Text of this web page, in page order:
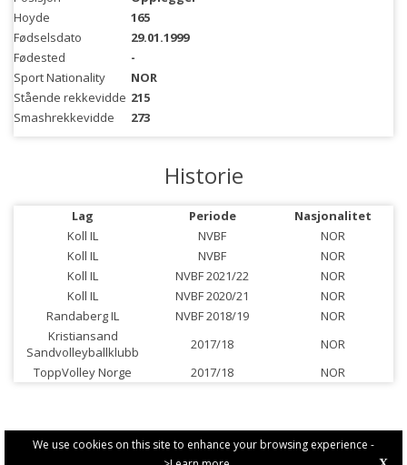
We use cookies on this site to enhance your browsing experience -
Hoyde
165
Fødselsdato
29.01.1999
Fødested
-
Sport Nationality
NOR
Stående rekkevidde 215
Smashrekkevidde
273
Historie
Lag Periode
Nasjonalitet
Koll IL
NVBF
NOR
Koll IL
NVBF
NOR
Koll IL
NVBF 2021/22
NOR
Koll IL
NVBF 2020/21
NOR
Randaberg IL
NVBF 2018/19
NOR
Kristiansand
Sandvolleyballklubb
2017/18
NOR
ToppVolley Norge
2017/18 NOR